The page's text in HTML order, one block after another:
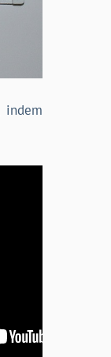
indem